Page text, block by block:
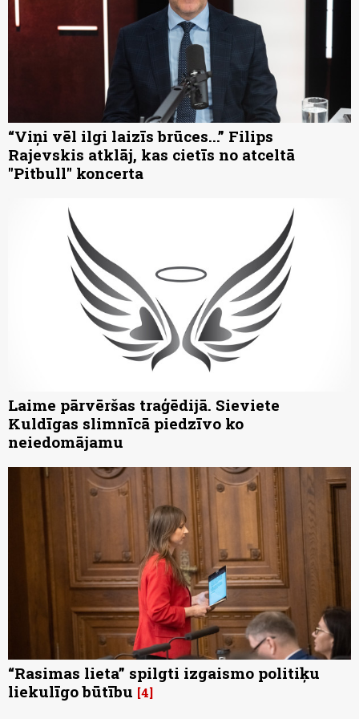
“Viņi vēl ilgi laizīs brūces...” Filips
Rajevskis atklāj, kas cietīs no atceltā
"Pitbull" koncerta
Laime pārvēršas traģēdijā. Sieviete
Kuldīgas slimnīcā piedzīvo ko
neiedomājamu
“Rasimas lieta” spilgti izgaismo politiķu
liekulīgo būtību 4